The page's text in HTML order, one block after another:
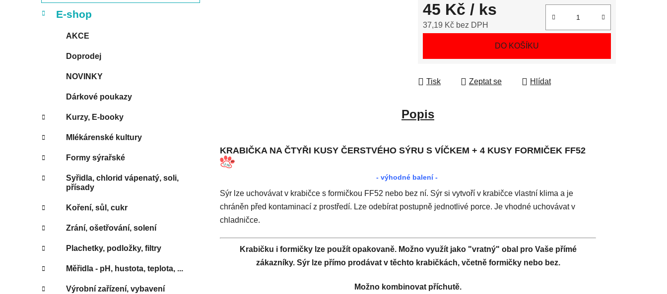
kategorie
K
a
E-shop
AKCE
Doprodej
NOVINKY
Dárkové poukazy
Kurzy, E-booky
Mlékárenské kultury
Formy sýrařské
Syřidla, chlorid vápenatý, soli,
přísady
Koření, sůl, cukr
Zrání, ošetřování, solení
Plachetky, podložky, filtry
Měřidla - pH, hustota, teplota, ...
Výrobní zařízení, vybavení
45 Kč / ks
37,19 Kč bez DPH
DO KOŠÍKU
Tisk Zeptat se Hlídat
Popis
KRABIČKA NA ČTYŘI KUSY ČERSTVÉHO SÝRU S VÍČKEM + 4 KUSY FORMIČEK FF52
- výhodné balení -
Sýr lze uchovávat v krabičce s formičkou FF52 nebo bez ní. Sýr si vytvoří v krabičce vlastní klima a je
chráněn před kontaminací z prostředí. Lze odebírat postupně jednotlivé porce. Je vhodné uchovávat v
chladničce.
Krabičku i formičky lze použít opakovaně. Možno využít jako "vratný" obal pro Vaše přímé
zákazníky. Sýr lze přímo prodávat v těchto krabičkách, včetně formičky nebo bez.
Možno kombinovat příchutě.